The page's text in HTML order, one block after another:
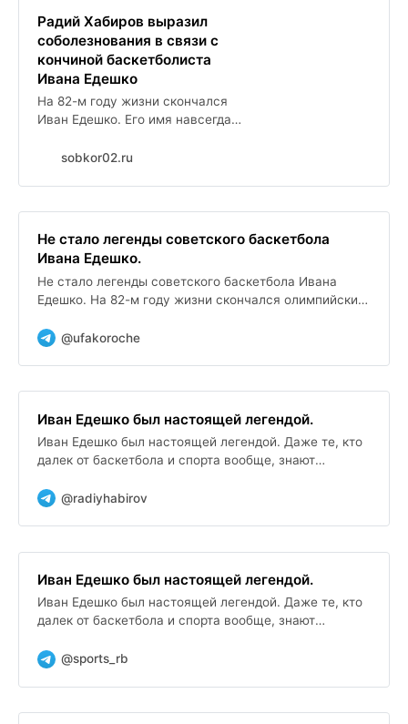
Радий Хабиров выразил
соболезнования в связи с
кончиной баскетболиста
Ивана Едешко
На 82-м году жизни скончался
Иван Едешко. Его имя навсегда
историю мирового баскетбола.
sobkor02.ru
Не стало легенды советского баскетбола
Ивана Едешко.
Не стало легенды советского баскетбола Ивана
Едешко. На 82-м году жизни скончался олимпийский
золотого паса...
@ufakoroche
Иван Едешко был настоящей легендой.
Иван Едешко был настоящей легендой. Даже те, кто
далек от баскетбола и спорта вообще, знают
Олимпиады-1972 в...
@radiyhabirov
Иван Едешко был настоящей легендой.
Иван Едешко был настоящей легендой. Даже те, кто
далек от баскетбола и спорта вообще, знают
Олимпиады-1972 в...
@sports_rb